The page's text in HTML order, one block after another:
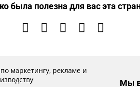
была полезна для вас эта
маркетингу, рекламе и
Мы в